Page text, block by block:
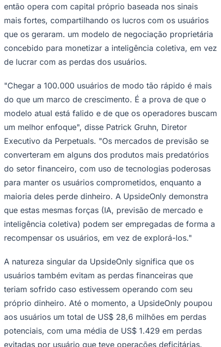
Corinthians
então opera com capital próprio baseada nos sinais
mais fortes, compartilhando os lucros com os usuários
que os geraram. um modelo de negociação proprietária
concebido para monetizar a inteligência coletiva, em vez
de lucrar com as perdas dos usuários.
"Chegar a 100.000 usuários de modo tão rápido é mais
do que um marco de crescimento. É a prova de que o
modelo atual está falido e de que os operadores buscam
um melhor enfoque", disse Patrick Gruhn, Diretor
Executivo da Perpetuals. "Os mercados de previsão se
converteram em alguns dos produtos mais predatórios
do setor financeiro, com uso de tecnologias poderosas
para manter os usuários comprometidos, enquanto a
maioria deles perde dinheiro. A UpsideOnly demonstra
que estas mesmas forças (IA, previsão de mercado e
inteligência coletiva) podem ser empregadas de forma a
recompensar os usuários, em vez de explorá-los."
A natureza singular da UpsideOnly significa que os
usuários também evitam as perdas financeiras que
teriam sofrido caso estivessem operando com seu
próprio dinheiro. Até o momento, a UpsideOnly poupou
aos usuários um total de US$ 28,6 milhões em perdas
potenciais, com uma média de US$ 1.429 em perdas
evitadas por usuário que teve operações deficitárias.